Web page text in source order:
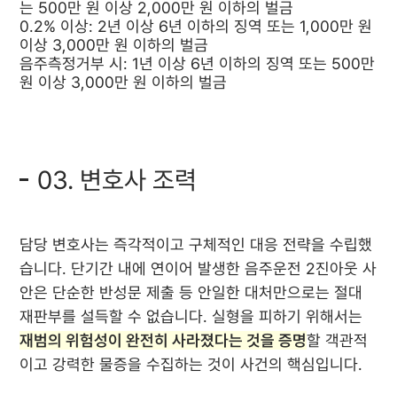
는 500만 원 이상 2,000만 원 이하의 벌금
0.2% 이상: 2년 이상 6년 이하의 징역 또는 1,000만 원
이상 3,000만 원 이하의 벌금
음주측정거부 시: 1년 이상 6년 이하의 징역 또는 500만
원 이상 3,000만 원 이하의 벌금
03. 변호사 조력
담당 변호사는 즉각적이고 구체적인 대응 전략을 수립했
습니다. 단기간 내에 연이어 발생한 음주운전 2진아웃 사
안은 단순한 반성문 제출 등 안일한 대처만으로는 절대
재판부를 설득할 수 없습니다. 실형을 피하기 위해서는
재범의 위험성이 완전히 사라졌다는 것을 증명할 객관적
이고 강력한 물증을 수집하는 것이 사건의 핵심입니다.